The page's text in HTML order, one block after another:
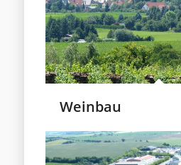
Weinbau